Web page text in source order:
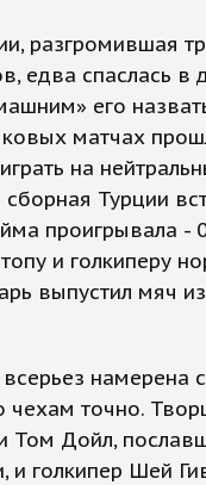
разгромившая
едва спаслась
его
матчах
на
Турции
проигрывала -
и голкиперу
выпустил мяч из
намерена
точно.
Том Дойл,
и голкипер Шей